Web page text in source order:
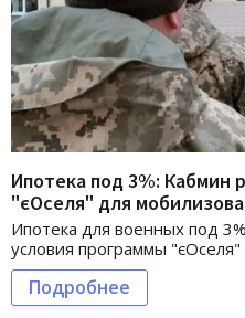
Ипотека под 3%: Кабмин
"єОселя" для
Ипотека для военных под
условия программы "єОселя"
Подробнее